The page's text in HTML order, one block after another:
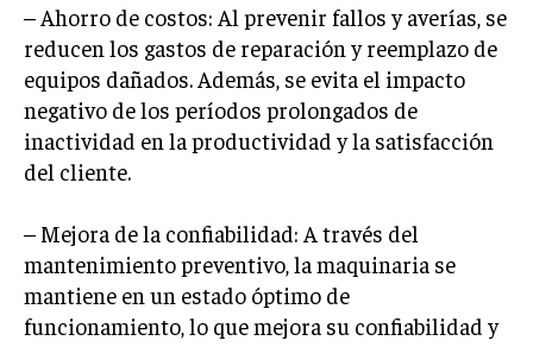
TALENTOS
RECURSOS HUMANOS Y GESTIÓN DEL
TALENTO
COMPENSACIÓN Y BENEFICIOS
RECLUTAMIENTO Y SELECCIÓN
DESARROLLO DE PERSONAL
GESTIÓN DEL DESEMPEÑO
CULTURA Y CLIMA ORGANIZACIONAL
– Ahorro de costos: Al prevenir fallos y averías, se
reducen los gastos de reparación y reemplazo de
equipos dañados. Además, se evita el impacto
negativo de los períodos prolongados de
inactividad en la productividad y la satisfacción
del cliente.
– Mejora de la confiabilidad: A través del
mantenimiento preventivo, la maquinaria se
mantiene en un estado óptimo de
funcionamiento, lo que mejora su confiabilidad y